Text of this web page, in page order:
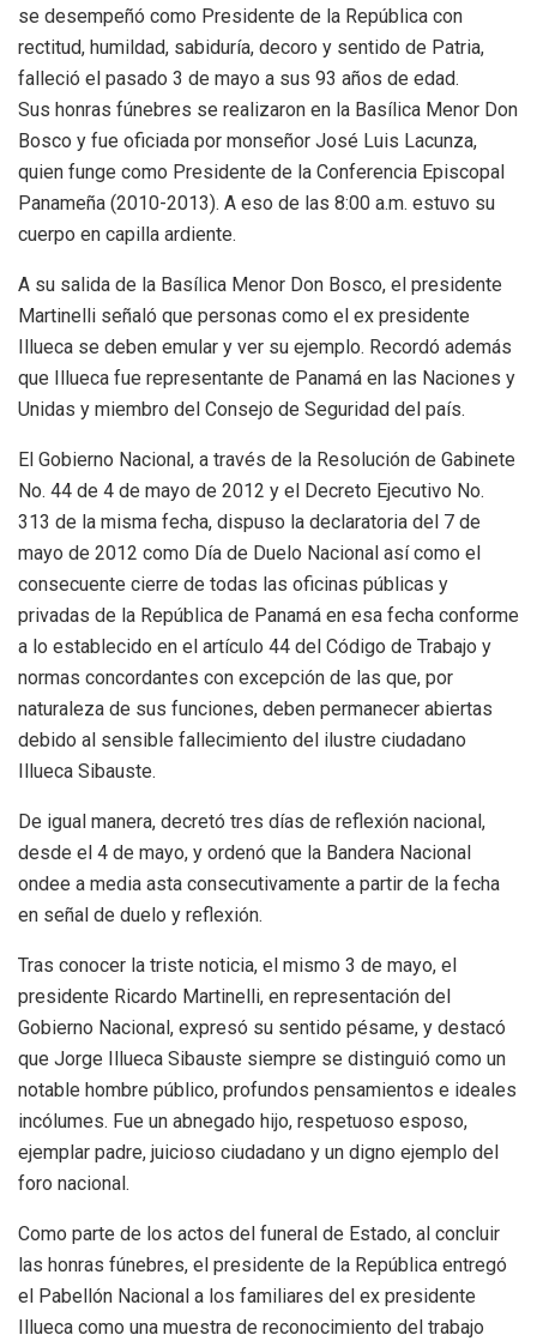
se desempeñó como Presidente de la República con
rectitud, humildad, sabiduría, decoro y sentido de Patria,
falleció el pasado 3 de mayo a sus 93 años de edad.
Sus honras fúnebres se realizaron en la Basílica Menor Don
Bosco y fue oficiada por monseñor José Luis Lacunza,
quien funge como Presidente de la Conferencia Episcopal
Panameña (2010-2013). A eso de las 8:00 a.m. estuvo su
cuerpo en capilla ardiente.
A su salida de la Basílica Menor Don Bosco, el presidente
Martinelli señaló que personas como el ex presidente
Illueca se deben emular y ver su ejemplo. Recordó además
que Illueca fue representante de Panamá en las Naciones y
Unidas y miembro del Consejo de Seguridad del país.
El Gobierno Nacional, a través de la Resolución de Gabinete
No. 44 de 4 de mayo de 2012 y el Decreto Ejecutivo No.
313 de la misma fecha, dispuso la declaratoria del 7 de
mayo de 2012 como Día de Duelo Nacional así como el
consecuente cierre de todas las oficinas públicas y
privadas de la República de Panamá en esa fecha conforme
a lo establecido en el artículo 44 del Código de Trabajo y
normas concordantes con excepción de las que, por
naturaleza de sus funciones, deben permanecer abiertas
debido al sensible fallecimiento del ilustre ciudadano
Illueca Sibauste.
De igual manera, decretó tres días de reflexión nacional,
desde el 4 de mayo, y ordenó que la Bandera Nacional
ondee a media asta consecutivamente a partir de la fecha
en señal de duelo y reflexión.
Tras conocer la triste noticia, el mismo 3 de mayo, el
presidente Ricardo Martinelli, en representación del
Gobierno Nacional, expresó su sentido pésame, y destacó
que Jorge Illueca Sibauste siempre se distinguió como un
notable hombre público, profundos pensamientos e ideales
incólumes. Fue un abnegado hijo, respetuoso esposo,
ejemplar padre, juicioso ciudadano y un digno ejemplo del
foro nacional.
Como parte de los actos del funeral de Estado, al concluir
las honras fúnebres, el presidente de la República entregó
el Pabellón Nacional a los familiares del ex presidente
Illueca como una muestra de reconocimiento del trabajo